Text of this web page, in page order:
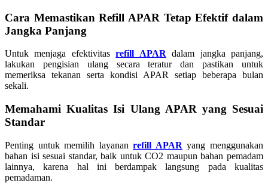
Cara Memastikan Refill APAR Tetap Efektif dalam
Jangka Panjang
Untuk menjaga efektivitasrefill APAR dalam jangka panjang,
lakukan pengisian ulang secara teratur dan pastikan untuk
memeriksa tekanan serta kondisi APAR setiap beberapa bulan
sekali.
Memahami Kualitas Isi Ulang APAR yang Sesuai
Standar
Penting untuk memilih layananrefill APAR yang menggunakan
bahan isi sesuai standar, baik untuk CO2 maupun bahan pemadam
lainnya, karena hal ini berdampak langsung pada kualitas
pemadaman.